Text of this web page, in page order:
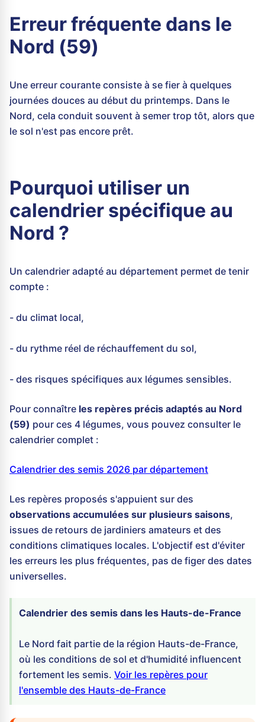
Erreur fréquente dans le
Nord (59)
Une erreur courante consiste à se fier à quelques
journées douces au début du printemps. Dans le
Nord, cela conduit souvent à semer trop tôt, alors que
le sol n'est pas encore prêt.
Pourquoi utiliser un
calendrier spécifique au
Nord ?
Un calendrier adapté au département permet de tenir
compte :
- du climat local,
- du rythme réel de réchauffement du sol,
- des risques spécifiques aux légumes sensibles.
Pour connaître les repères précis adaptés au Nord
(59) pour ces 4 légumes, vous pouvez consulter le
calendrier complet :
Calendrier des semis 2026 par département
Les repères proposés s'appuient sur des
observations accumulées sur plusieurs saisons,
issues de retours de jardiniers amateurs et des
conditions climatiques locales. L'objectif est d'éviter
les erreurs les plus fréquentes, pas de figer des dates
universelles.
Calendrier des semis dans les Hauts-de-France
Le Nord fait partie de la région Hauts-de-France,
où les conditions de sol et d'humidité influencent
fortement les semis. Voir les repères pour
l'ensemble des Hauts-de-France